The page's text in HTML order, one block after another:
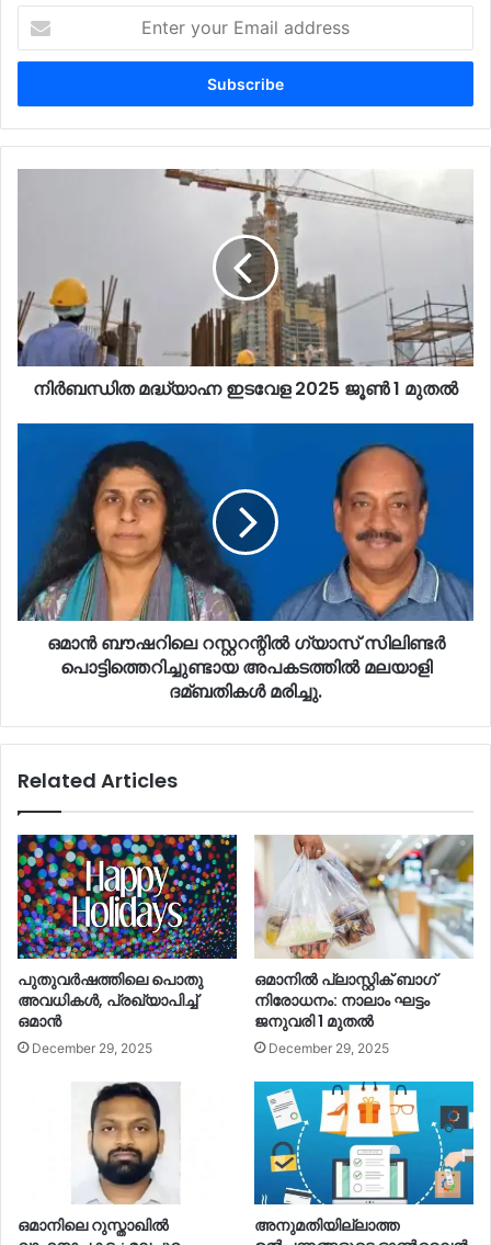
your
Email
നിർബന്ധിത മദ്ധ്യാഹ്ന ഇടവേള 2025 ജൂണ്‍ 1 മുതല്‍
ഒമാന്‍ ബൗഷറിലെ റസ്റ്ററന്റില്‍ ഗ്യാസ് സിലിണ്ടർ
പൊട്ടിത്തെറിച്ചുണ്ടായ അപകടത്തില്‍ മലയാളി
ദമ്ബതികള്‍ മരിച്ചു.
Related Articles
പുതുവര്‍ഷത്തിലെ പൊതു
അവധികള്‍, പ്രഖ്യാപിച്ച്‌
ഒമാൻ
December 29, 2025
ഒമാനില്‍ പ്ലാസ്റ്റിക് ബാഗ്
നിരോധനം: നാലാം ഘട്ടം
ജനുവരി 1 മുതല്‍
December 29, 2025
ഒമാനിലെ റുസ്താഖില്‍
അനുമതിയില്ലാത്ത